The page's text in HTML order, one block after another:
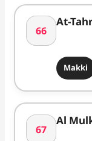
66
Makki
67